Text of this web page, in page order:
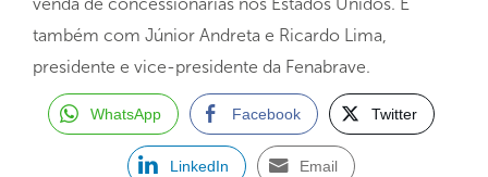
venda de concessionárias nos Estados Unidos. E
também com Júnior Andreta e Ricardo Lima,
presidente e vice-presidente da Fenabrave.
WhatsApp Facebook Twitter
LinkedIn Email